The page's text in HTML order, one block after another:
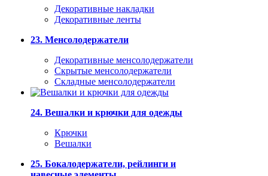
Декоративные накладки
Декоративные ленты
23. Менсолодержатели
Декоративные менсолодержатели
Скрытые менсолодержатели
Складные менсолодержатели
24. Вешалки и крючки для одежды
Крючки
Вешалки
25. Бокалодержатели, рейлинги и